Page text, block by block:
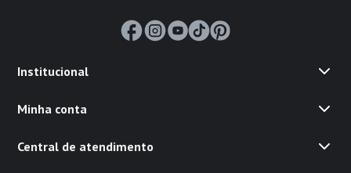
Institucional
Minha conta
Central de atendimento